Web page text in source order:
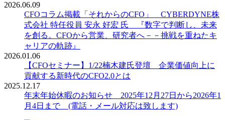
2026.06.09
CFOコラム掲載「それからのCFO」 CYBERDYNE株
式会社 特任役員 安永 好宏 氏 『数字で判断し、未来
を創る。CFOから営業、研究者へ－－挑戦を重ねたキ
ャリアの軌跡』
2026.01.06
【CFOセミナー】1/22楠木建氏登壇 企業価値向上に
貢献する新時代のCFO2.0とは
2025.12.17
年末年始休暇のお知らせ 2025年12月27日から2026年1
月4日まで (電話・メール対応は致します)